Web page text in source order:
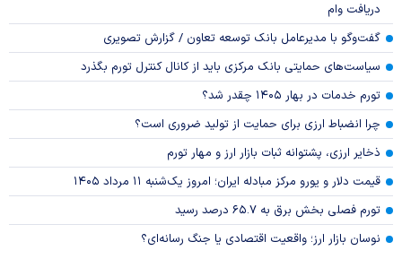
دریافت وام
گفت‌وگو با مدیرعامل بانک توسعه تعاون / گزارش تصویری
سیاست‌های حمایتی بانک مرکزی باید از کانال کنترل تورم بگذرد
تورم خدمات در بهار ۱۴۰۵ چقدر شد؟
چرا انضباط ارزی برای حمایت از تولید ضروری است؟
ذخایر ارزی، پشتوانه ثبات بازار ارز و مهار تورم
قیمت دلار و یورو مرکز مبادله ایران؛ امروز یک‌شنبه ۱۱ مرداد ۱۴۰۵
تورم فصلی بخش برق به ۶۵.۷ درصد رسید
نوسان بازار ارز؛ واقعیت اقتصادی یا جنگ رسانه‌ای؟